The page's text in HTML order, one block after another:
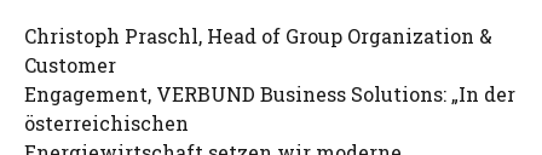
Christoph Praschl, Head of Group Organization &
Customer
Engagement, VERBUND Business Solutions: „In der
österreichischen